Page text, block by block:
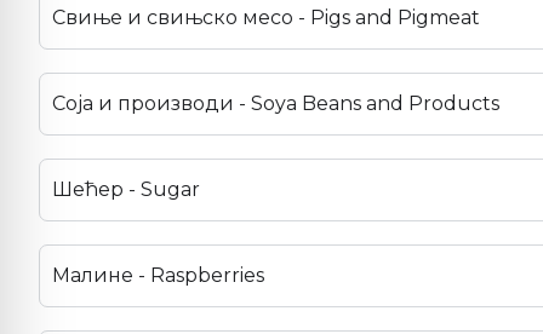
Свиње и свињско месо - Pigs and Pigmeat
Соја и производи - Soya Beans and Products
Шећер - Sugar
Малине - Raspberries